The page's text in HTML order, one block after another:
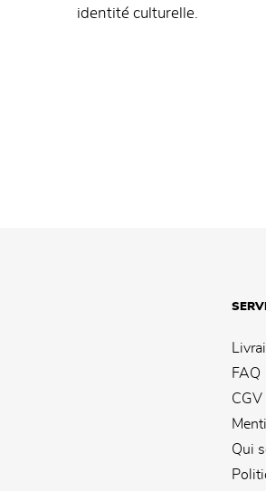
identité culturelle.
FAQ
CGV
Qui